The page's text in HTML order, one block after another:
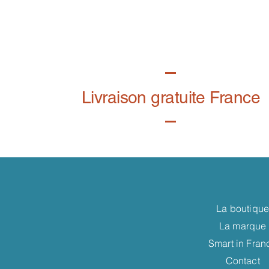
Livraison gratuite France
La boutique
La marque
Smart in
Contact